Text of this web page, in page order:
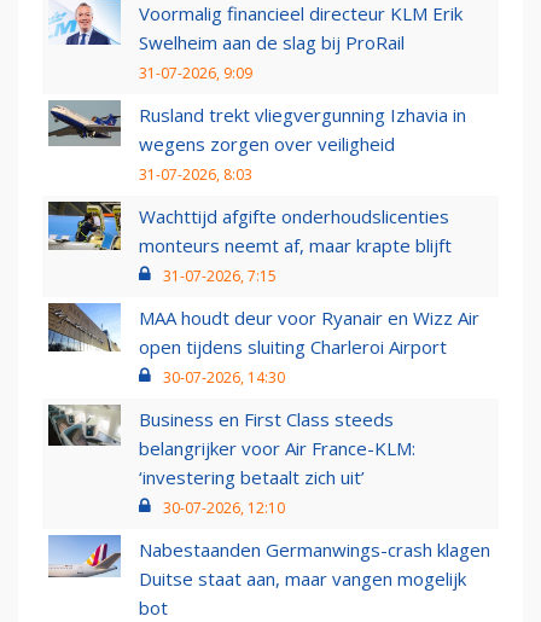
Voormalig financieel directeur KLM Erik
Swelheim aan de slag bij ProRail
31-07-2026, 9:09
Rusland trekt vliegvergunning Izhavia in
wegens zorgen over veiligheid
31-07-2026, 8:03
Wachttijd afgifte onderhoudslicenties
monteurs neemt af, maar krapte blijft
31-07-2026, 7:15
MAA houdt deur voor Ryanair en Wizz Air
open tijdens sluiting Charleroi Airport
30-07-2026, 14:30
Business en First Class steeds
belangrijker voor Air France-KLM:
‘investering betaalt zich uit’
30-07-2026, 12:10
Nabestaanden Germanwings-crash klagen
Duitse staat aan, maar vangen mogelijk
bot